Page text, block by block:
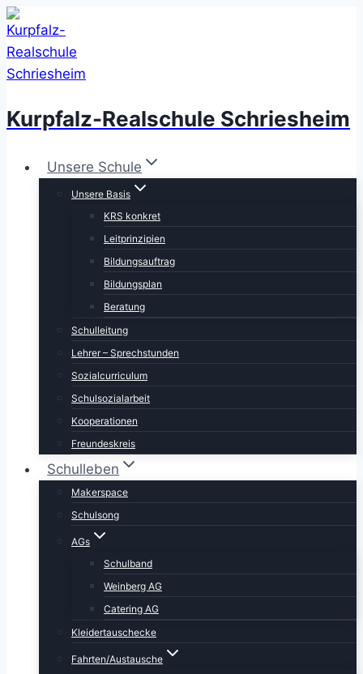
Zum
Inhalt
springen
Kurpfalz-Realschule Schriesheim
Unsere Schule
Unsere Basis
KRS konkret
Leitprinzipien
Bildungsauftrag
Bildungsplan
Beratung
Schulleitung
Lehrer – Sprechstunden
Sozialcurriculum
Schulsozialarbeit
Kooperationen
Freundeskreis
Schulleben
Makerspace
Schulsong
AGs
Schulband
Weinberg AG
Catering AG
Kleidertauschecke
Fahrten/Austausche